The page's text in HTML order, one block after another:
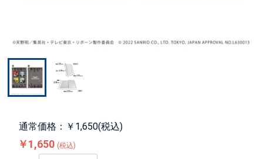
通常価格：￥1,650(税込)
￥1,650 (税込)